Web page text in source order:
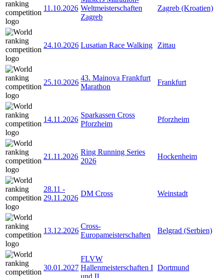
11.10.2026 Weltmeisterschaften
Zagreb
Zagreb (Kroatien)
24.10.2026 Lusatian Race Walking Zittau
25.10.2026
43. Mainova Frankfurt
Marathon
Frankfurt
14.11.2026
Sparkassen Cross
Pforzheim
Pforzheim
21.11.2026
Ring Running Series
2026
Hockenheim
28.11 -
29.11.2026
DM Cross Weinstadt
13.12.2026
Cross-
Europameisterschaften
Belgrad (Serbien)
30.01.2027
FLVW
Hallenmeisterschaften I Dortmund